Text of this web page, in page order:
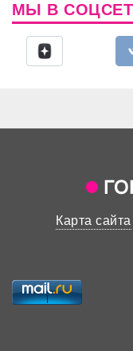
МЫ В
Карта сайта